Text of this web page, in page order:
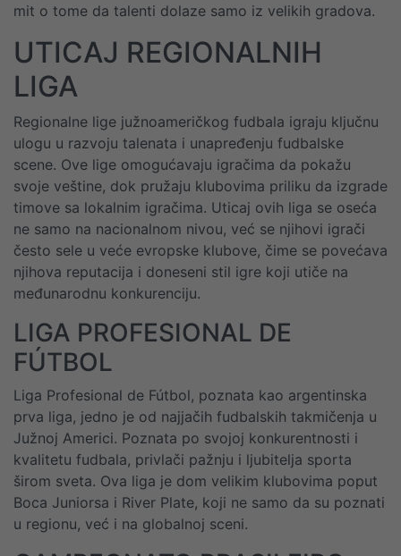
mit o tome da talenti dolaze samo iz velikih gradova.
UTICAJ REGIONALNIH
LIGA
Regionalne lige južnoameričkog fudbala igraju ključnu
ulogu u razvoju talenata i unapređenju fudbalske
scene. Ove lige omogućavaju igračima da pokažu
svoje veštine, dok pružaju klubovima priliku da izgrade
timove sa lokalnim igračima. Uticaj ovih liga se oseća
ne samo na nacionalnom nivou, već se njihovi igrači
često sele u veće evropske klubove, čime se povećava
njihova reputacija i doneseni stil igre koji utiče na
međunarodnu konkurenciju.
LIGA PROFESIONAL DE
FÚTBOL
Liga Profesional de Fútbol, poznata kao argentinska
prva liga, jedno je od najjačih fudbalskih takmičenja u
Južnoj Americi. Poznata po svojoj konkurentnosti i
kvalitetu fudbala, privlači pažnju i ljubitelja sporta
širom sveta. Ova liga je dom velikim klubovima poput
Boca Juniorsa i River Plate, koji ne samo da su poznati
u regionu, već i na globalnoj sceni.